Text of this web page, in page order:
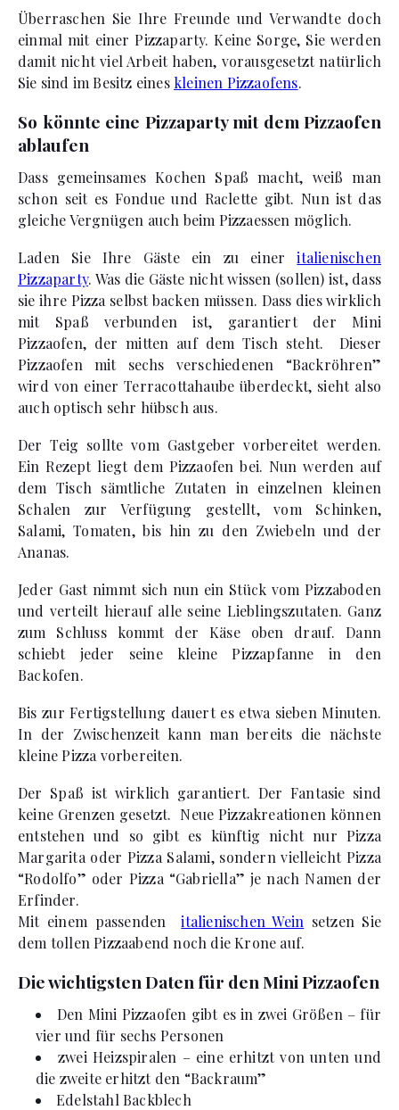
Überraschen Sie Ihre Freunde und Verwandte doch
einmal mit einer Pizzaparty. Keine Sorge, Sie werden
damit nicht viel Arbeit haben, vorausgesetzt natürlich
Sie sind im Besitz eines kleinen Pizzaofens.
So könnte eine Pizzaparty mit dem Pizzaofen
ablaufen
Dass gemeinsames Kochen Spaß macht, weiß man
schon seit es Fondue und Raclette gibt. Nun ist das
gleiche Vergnügen auch beim Pizzaessen möglich.
Laden Sie Ihre Gäste ein zu eineritalienischen
Pizzaparty. Was die Gäste nicht wissen (sollen) ist, dass
sie ihre Pizza selbst backen müssen. Dass dies wirklich
mit Spaß verbunden ist, garantiert der Mini
Pizzaofen, der mitten auf dem Tisch steht. Dieser
Pizzaofen mit sechs verschiedenen “Backröhren”
wird von einer Terracottahaube überdeckt, sieht also
auch optisch sehr hübsch aus.
Der Teig sollte vom Gastgeber vorbereitet werden.
Ein Rezept liegt dem Pizzaofen bei. Nun werden auf
dem Tisch sämtliche Zutaten in einzelnen kleinen
Schalen zur Verfügung gestellt, vom Schinken,
Salami, Tomaten, bis hin zu den Zwiebeln und der
Ananas.
Jeder Gast nimmt sich nun ein Stück vom Pizzaboden
und verteilt hierauf alle seine Lieblingszutaten. Ganz
zum Schluss kommt der Käse oben drauf. Dann
schiebt jeder seine kleine Pizzapfanne in den
Backofen.
Bis zur Fertigstellung dauert es etwa sieben Minuten.
In der Zwischenzeit kann man bereits die nächste
kleine Pizza vorbereiten.
Der Spaß ist wirklich garantiert. Der Fantasie sind
keine Grenzen gesetzt. Neue Pizzakreationen können
entstehen und so gibt es künftig nicht nur Pizza
Margarita oder Pizza Salami, sondern vielleicht Pizza
“Rodolfo” oder Pizza “Gabriella” je nach Namen der
Erfinder.
Mit einem passendenitalienischen Wein setzen Sie
dem tollen Pizzaabend noch die Krone auf.
Die wichtigsten Daten für den Mini Pizzaofen
Den Mini Pizzaofen gibt es in zwei Größen – für
vier und für sechs Personen
zwei Heizspiralen – eine erhitzt von unten und
die zweite erhitzt den “Backraum”
Edelstahl Backblech